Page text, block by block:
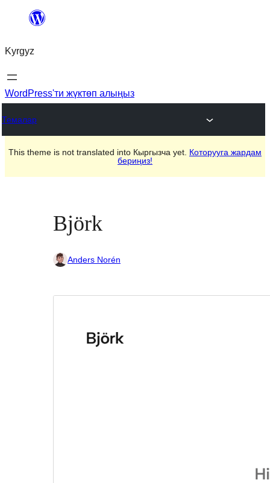
Мазмунга
Kyrgyz
WordPress'ти жүктөп алыңыз
Темалар
This theme is not translated into Кыргызча yet. Которууга жардам
бериңиз!
Björk
Anders Norén